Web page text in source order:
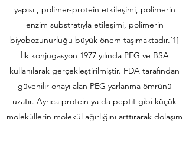
yapısı , polimer-protein etkileşimi, polimerin
enzim substratıyla etileşimi, polimerin
biyobozunurluğu büyük önem taşımaktadır.[1]
İlk konjugasyon 1977 yılında PEG ve BSA
kullanılarak gerçekleştirilmiştir. FDA tarafından
güvenilir onayı alan PEG yarlanma ömrünü
uzatır. Ayrıca protein ya da peptit gibi küçük
moleküllerin molekül ağırlığını arttırarak dolaşım